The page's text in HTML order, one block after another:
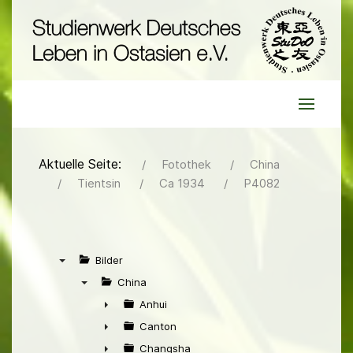
Aktuelle Seite: Fotothek
China
Tientsin
Ca 1934 P4082
Bilder
China
►
Anhui
►
Canton
Changsha